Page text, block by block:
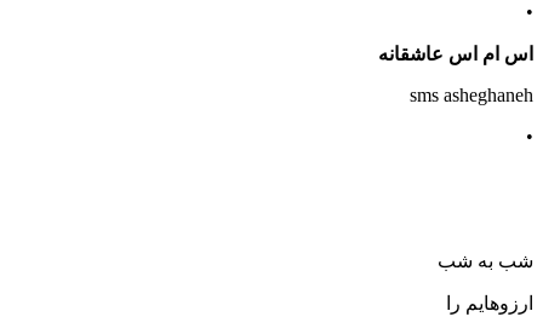
•
اس ام اس عاشقانه
sms asheghaneh
•
شب به شب
ارزوهایم را